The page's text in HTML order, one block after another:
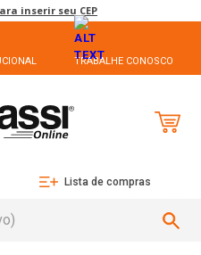
inserir seu CEP
TRABALHE CONOSCO
Lista de compras